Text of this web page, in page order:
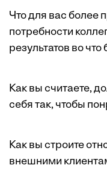
Что для вас более
потребности
результатов во что
Как вы считаете,
себя так, чтобы
Как вы строите
внешними